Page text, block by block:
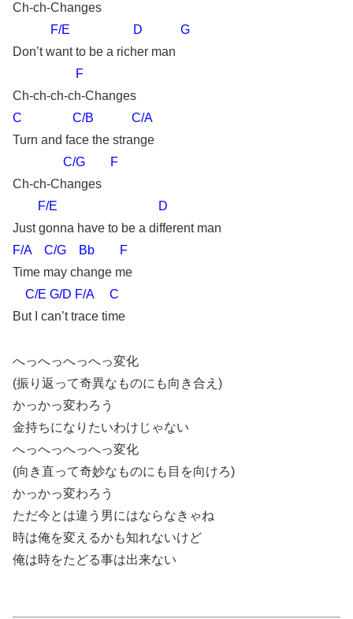
Ch-ch-Changes
F/E D G
Don’t want to be a richer man
F
Ch-ch-ch-ch-Changes
C C/B C/A
Turn and face the strange
C/G F
Ch-ch-Changes
F/E D
Just gonna have to be a different man
F/A C/G Bb F
Time may change me
C/E G/D F/A C
But I can’t trace time
へっへっへっへっ変化
(振り返って奇異なものにも向き合え)
かっかっ変わろう
金持ちになりたいわけじゃない
へっへっへっへっ変化
(向き直って奇妙なものにも目を向けろ)
かっかっ変わろう
ただ今とは違う男にはならなきゃね
時は俺を変えるかも知れないけど
俺は時をたどる事は出来ない